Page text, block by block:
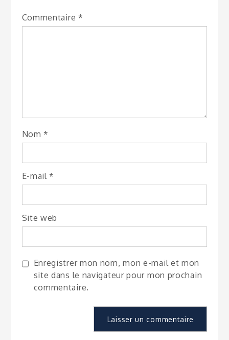
Commentaire *
Nom *
E-mail *
Site web
Enregistrer mon nom, mon e-mail et mon
site dans le navigateur pour mon prochain
commentaire.